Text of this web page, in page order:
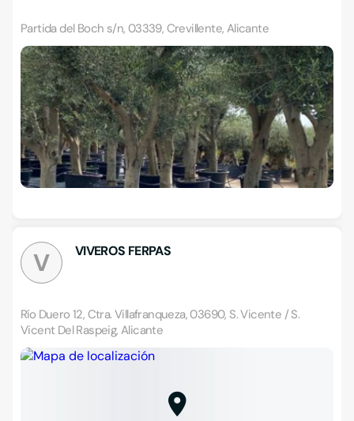
Partida del Boch s/n, 03339, Crevillente, Alicante
V VIVEROS FERPAS
Río Duero 12, Ctra. Villafranqueza, 03690, S. Vicente / S.
Vicent Del Raspeig, Alicante